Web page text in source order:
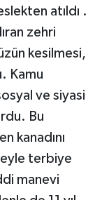
atıldı .
zehri
kesilmesi,
Kamu
ve siyasi
Bu
kanadını
terbiye
manevi